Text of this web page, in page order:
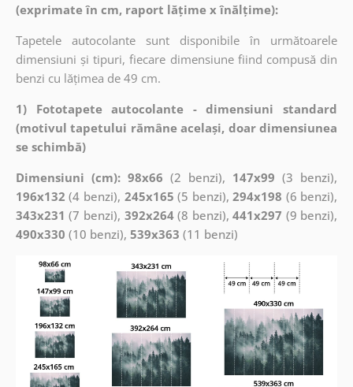
(exprimate în cm, raport lățime x înălțime):
Tapetele autocolante sunt disponibile în următoarele
dimensiuni și tipuri, fiecare dimensiune fiind compusă din
benzi cu lățimea de 49 cm.
1) Fototapete autocolante - dimensiuni standard
(motivul tapetului rămâne același, doar dimensiunea
se schimbă)
Dimensiuni (cm): 98x66 (2 benzi), 147x99 (3 benzi),
196x132 (4 benzi), 245x165 (5 benzi),294x198 (6 benzi),
343x231 (7 benzi), 392x264(8 benzi),441x297 (9 benzi),
490x330 (10 benzi), 539x363 (11 benzi)